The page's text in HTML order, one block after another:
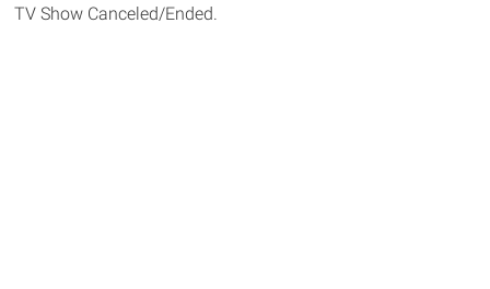
TV Show Canceled/Ended.